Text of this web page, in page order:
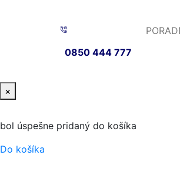
0850 444 777
×
bol úspešne pridaný do košíka
Do košíka